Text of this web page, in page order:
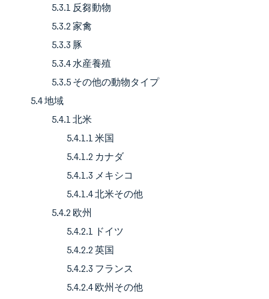
5.3.1 反芻動物
5.3.2 家禽
5.3.3 豚
5.3.4 水産養殖
5.3.5 その他の動物タイプ
5.4 地域
5.4.1 北米
5.4.1.1 米国
5.4.1.2 カナダ
5.4.1.3 メキシコ
5.4.1.4 北米その他
5.4.2 欧州
5.4.2.1 ドイツ
5.4.2.2 英国
5.4.2.3 フランス
5.4.2.4 欧州その他